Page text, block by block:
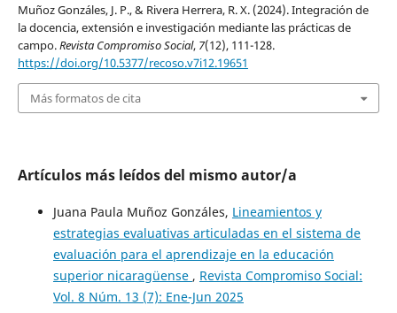
Muñoz Gonzáles, J. P., & Rivera Herrera, R. X. (2024). Integración de
la docencia, extensión e investigación mediante las prácticas de
campo.Revista Compromiso Social, 7(12), 111-128.
https://doi.org/10.5377/recoso.v7i12.19651
Más formatos de cita
Artículos más leídos del mismo autor/a
Juana Paula Muñoz Gonzáles, Lineamientos y
estrategias evaluativas articuladas en el sistema de
evaluación para el aprendizaje en la educación
superior nicaragüense , Revista Compromiso Social:
Vol. 8 Núm. 13 (7): Ene-Jun 2025